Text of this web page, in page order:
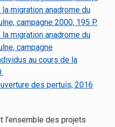
migration anadrome du
campagne 2000, 195 P.
migration anadrome du
campagne
au cours de la
des pertuis, 2016
l’ensemble des projets